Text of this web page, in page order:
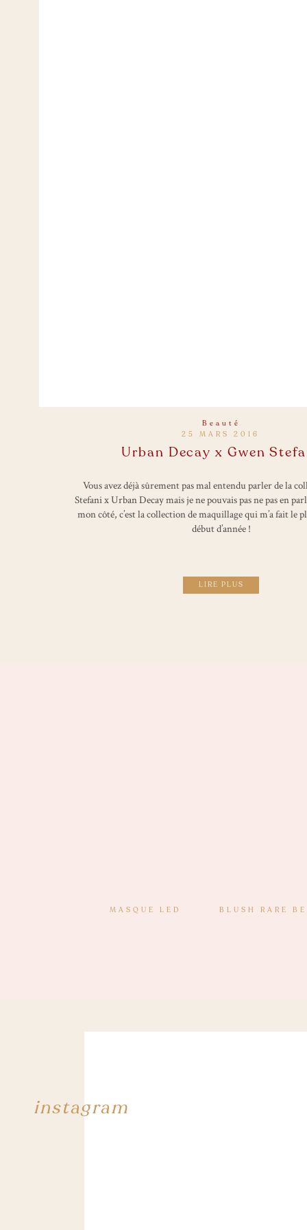
LIRE PLUS
Vous avez déjà sûrement pas mal entendu parler de la
Stefani x Urban Decay mais je ne pouvais pas ne pas en
mon côté, c’est la collection de maquillage qui m’a fait le
début d’année !
25 MARS 2016
Urban Decay x Gwen
Beauté
MASQUE LED BLUSH RARE
instagram